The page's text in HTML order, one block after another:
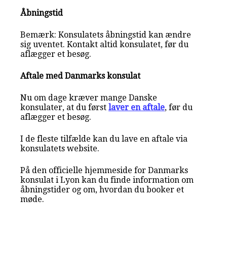
Åbningstid
Bemærk: Konsulatets åbningstid kan ændre
sig uventet. Kontakt altid konsulatet, før du
aflægger et besøg.
Aftale med Danmarks konsulat
Nu om dage kræver mange Danske
konsulater, at du førstlaver en aftale, før du
aflægger et besøg.
I de fleste tilfælde kan du lave en aftale via
konsulatets website.
På den officielle hjemmeside for Danmarks
konsulat i Lyon kan du finde information om
åbningstider og om, hvordan du booker et
møde.